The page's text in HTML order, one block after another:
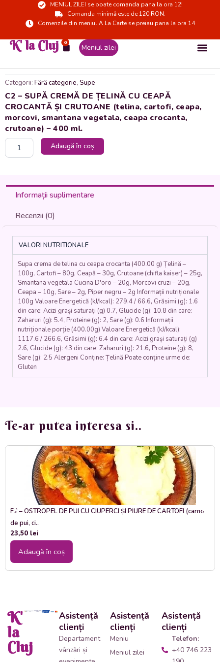
MENIUL ZILEI se poate comanda pana la ora 12!
Comanda minimă este de 120 RON.
Comenzile din meniul A La Carte se preiau pana la ora 14
K' la Cluj 0
Cart Meniul zilei
Categorii: Fără categorie, Supe
C2 – SUPĂ CREMĂ DE ȚELINĂ CU CEAPĂ
CROCANTĂ ȘI CRUTOANE (telina, cartofi, ceapa,
morcovi, smantana vegetala, ceapa crocanta,
crutoane) – 400 ml.
Cantitate
CEAPĂ
(telina,
cartofi,
ceapa,
morcovi,
smantana
vegetala,
ceapa
crocanta,
crutoane)
Adaugă în coș
Informații suplimentare
Recenzii (0)
VALORI NUTRITIONALE
Supa crema de telina cu ceapa crocanta (400.00 g) Țelină –
100g, Cartofi – 80g, Ceapă – 30g, Crutoane (chifla kaiser) – 25g,
Smantana vegetala Cucina D'oro – 20g, Morcovi cruzi – 20g,
Ceapa – 10g, Sare – 2g, Piper negru – 2g Informații nutriționale
100g Valoare Energetică (kJ/kcal): 279.4 / 66.6, Grăsimi (g): 1.6
din care: Acizi grași saturați (g) 0.7, Glucide (g): 10.8 din care:
Zaharuri (g): 5.4, Proteine (g): 2, Sare (g): 0.6 Informații
nutriționale porție (400.00g) Valoare Energetică (kJ/kcal):
1117.6 / 266.6, Grăsimi (g): 6.4 din care: Acizi grași saturați (g)
2.6, Glucide (g): 43 din care: Zaharuri (g): 21.6, Proteine (g): 8,
Sare (g): 2.5 Alergeni Conține: Țelină Poate conține urme de:
Gluten
Te-ar putea interesa si..
F2 – OSTROPEL DE PUI CU CIUPERCI ȘI PIURE DE CARTOFI (carne
de pui, ci..
23,50 lei
Adaugă în coș
K'
la
Cluj
Asistență
clienți
Departament
vânzări și
Asistență
clienți
Meniu
Meniul zilei
Asistență
clienți
Telefon:
+40 746 223